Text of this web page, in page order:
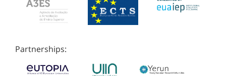
Partnerships: